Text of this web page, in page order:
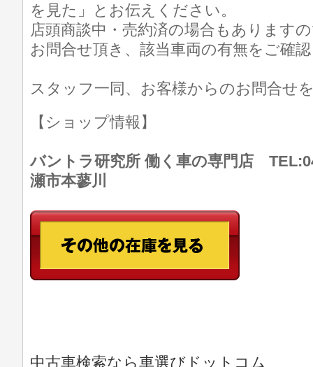
を見た」とお伝えください。
店頭商談中・売約済の場合もあります
お問合せ頂き、該当車両の有無をご確
スタッフ一同、お客様からのお問合せ
【ショップ情報】
バントラ研究所 働く車の専門店
瀬市本蓼川
中古車検索なら車選びドットコム